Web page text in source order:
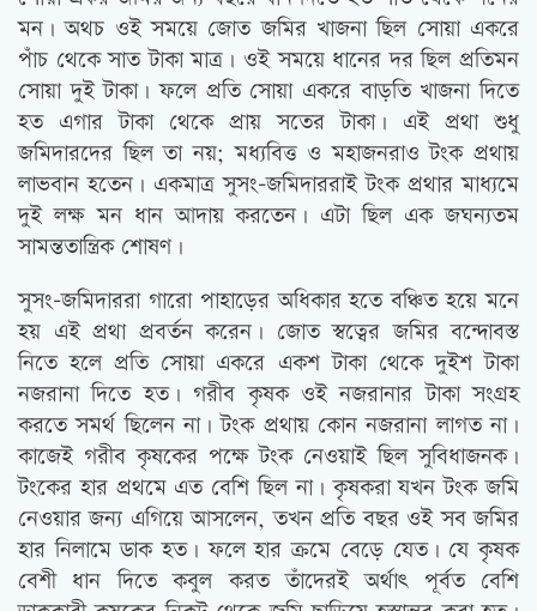
মন। অথচ ওই সময়ে জোত জমির খাজনা ছিল সোয়া একরে
পাঁচ থেকে সাত টাকা মাত্র। ওই সময়ে ধানের দর ছিল প্রতিমন
সোয়া দুই টাকা। ফলে প্রতি সোয়া একরে বাড়তি খাজনা দিতে
হত এগার টাকা থেকে প্রায় সতের টাকা। এই প্রথা শুধু
জমিদারদের ছিল তা নয়; মধ্যবিত্ত ও মহাজনরাও টংক প্রথায়
লাভবান হতেন। একমাত্র সুসং-জমিদাররাই টংক প্রথার মাধ্যমে
দুই লক্ষ মন ধান আদায় করতেন। এটা ছিল এক জঘন্যতম
সামন্ততান্ত্রিক শোষণ।
সুসং-জমিদাররা গারো পাহাড়ের অধিকার হতে বঞ্চিত হয়ে মনে
হয় এই প্রথা প্রবর্তন করেন। জোত স্বত্বের জমির বন্দোবস্ত
নিতে হলে প্রতি সোয়া একরে একশ টাকা থেকে দুইশ টাকা
নজরানা দিতে হত। গরীব কৃষক ওই নজরানার টাকা সংগ্রহ
করতে সমর্থ ছিলেন না। টংক প্রথায় কোন নজরানা লাগত না।
কাজেই গরীব কৃষকের পক্ষে টংক নেওয়াই ছিল সুবিধাজনক।
টংকের হার প্রথমে এত বেশি ছিল না। কৃষকরা যখন টংক জমি
নেওয়ার জন্য এগিয়ে আসলেন, তখন প্রতি বছর ওই সব জমির
হার নিলামে ডাক হত। ফলে হার ক্রমে বেড়ে যেত। যে কৃষক
বেশী ধান দিতে কবুল করত তাঁদেরই অর্থাৎ পূর্বত বেশি